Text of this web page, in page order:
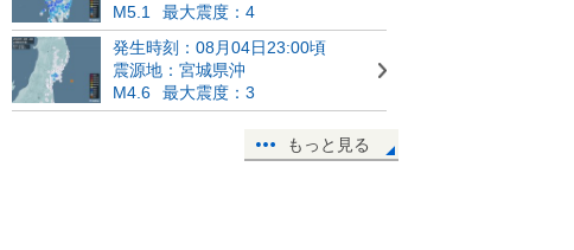
M5.1
最大震度：4
発生時刻：08月04日23:00頃
震源地：宮城県沖
M4.6
最大震度：3
もっと見る